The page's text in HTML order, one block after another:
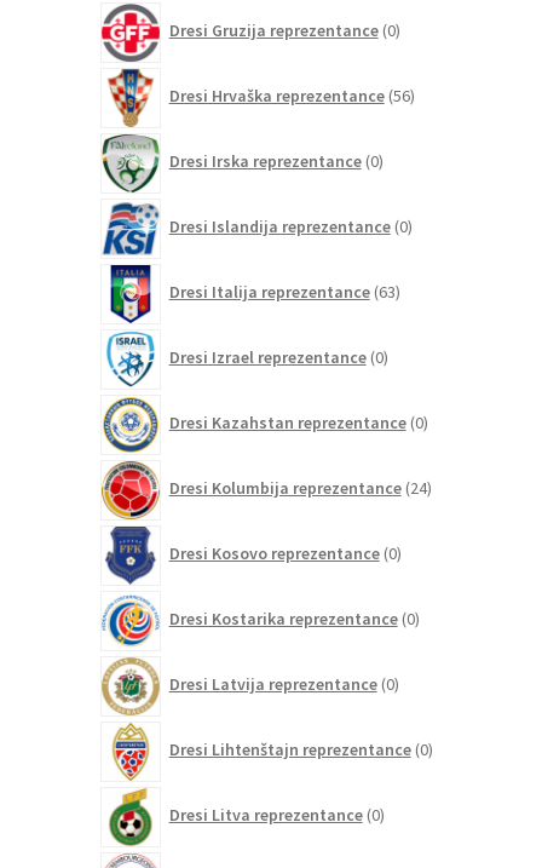
Dresi Gruzija reprezentance 0izdelkov
Dresi Hrvaška reprezentance 56izdelkov
Dresi Irska reprezentance 0izdelkov
Dresi Islandija reprezentance 0izdelkov
Dresi Italija reprezentance 63izdelkov
Dresi Izrael reprezentance 0izdelkov
Dresi Kazahstan reprezentance 0izdelkov
Dresi Kolumbija reprezentance 24izdelkov
Dresi Kosovo reprezentance 0izdelkov
Dresi Kostarika reprezentance 0izdelkov
Dresi Latvija reprezentance 0izdelkov
Dresi Lihtenštajn reprezentance 0izdelkov
Dresi Litva reprezentance 0izdelkov